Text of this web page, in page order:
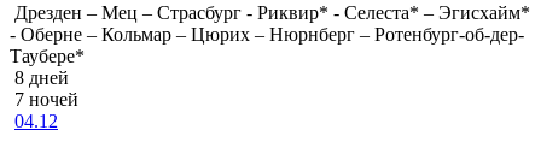
Дрезден – Мец – Страсбург - Риквир* - Селеста* – Эгисхайм*
- Оберне – Кольмар – Цюрих – Нюрнберг – Ротенбург-об-дер-
Таубере*
8 дней
7 ночей
04.12